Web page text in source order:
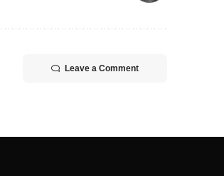
Leave a Comment